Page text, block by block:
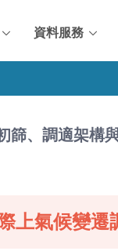
資料服務
篩、調適架構
上氣候變遷